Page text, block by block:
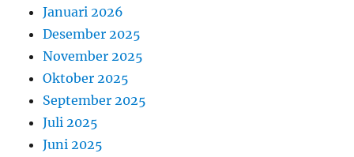
Januari 2026
Desember 2025
November 2025
Oktober 2025
September 2025
Juli 2025
Juni 2025